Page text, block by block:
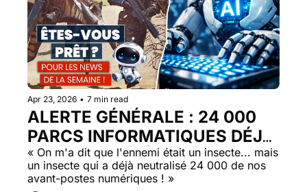
Apr 23, 2026 • 7 min read
ALERTE GÉNÉRALE : 24 000
PARCS INFORMATIQUES DÉJÀ
COMPROMIS, ÊTES-VOUS LA
PROCHAINE VICTIME ?
« On m'a dit que l'ennemi était un insecte... mais
un insecte qui a déjà neutralisé 24 000 de nos
avant-postes numériques ! »